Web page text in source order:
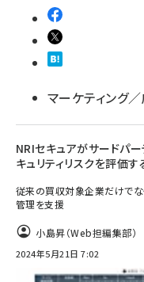
マーケティング
NRIセキュアがサードパ
キュリティリスクを評価
従来の買収対象企業だけでな
管理を支援
小島昇（Web担編集部）
2024年5月21日 7:02